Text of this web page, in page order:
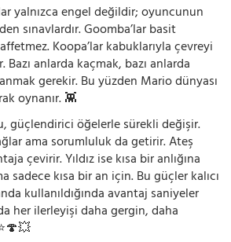
yalnızca engel değildir; oyuncunun
sınavlardır. Goomba’lar basit
Koopa’lar kabuklarıyla çevreyi
anlarda kaçmak, bazı anlarda
gerekir. Bu yüzden Mario dünyası
oynanır. 👾
güçlendirici öğelerle sürekli değişir.
ama sorumluluk da getirir. Ateş
çevirir. Yıldız ise kısa bir anlığına
sadece kısa bir an için. Bu güçler kalıcı
kullanıldığında avantaj saniyeler
her ilerleyişi daha gergin, daha